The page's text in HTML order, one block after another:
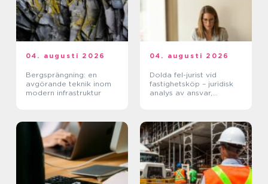
04. augusti 2026
Bergsprängning: en
avgörande teknik inom
modern infrastruktur
04. augusti 2026
Dolda fel-jurist vid
fastighetsköp – juridisk
analys av ansvar,